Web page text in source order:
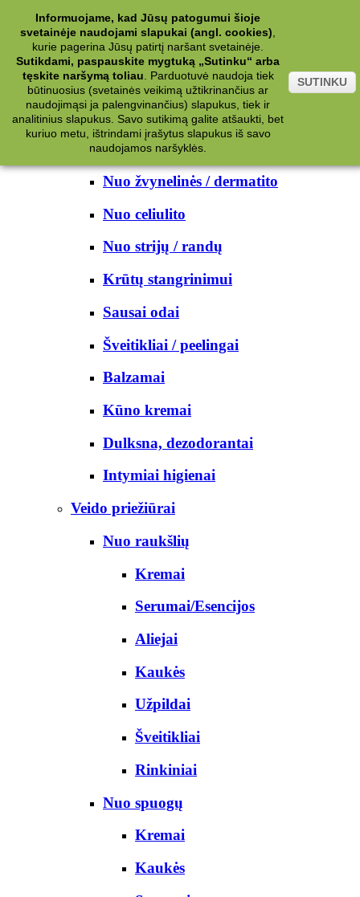
Kategorijos
Kosmetika
Kūno priežiūrai
Nuo prakaito
Kūno prausikliai
Nuo žvynelinės / dermatito
Nuo celiulito
Nuo strijų / randų
Krūtų stangrinimui
Sausai odai
Šveitikliai / peelingai
Balzamai
Kūno kremai
Dulksna, dezodorantai
Intymiai higienai
Veido priežiūrai
Nuo raukšlių
Kremai
Serumai/Esencijos
Aliejai
Kaukės
Užpildai
Šveitikliai
Rinkiniai
Nuo spuogų
Kremai
Kaukės
Informuojame, kad Jūsų patogumui šioje
svetainėje naudojami slapukai (angl. cookies)
kurie pagerina Jūsų patirtį naršant svetainėje.
Sutikdami, paspauskite mygtuką „Sutinku“ arba
tęskite naršymą toliau
Parduotuvė naudoja tiek
būtinuosius (svetainės veikimą užtikrinančius ar
naudojimąsi ja palengvinančius) slapukus, tiek ir
analitinius slapukus. Savo sutikimą galite atšaukti, bet
kuriuo metu, ištrindami įrašytus slapukus iš savo
naudojamos naršyklės.
SUTINKU